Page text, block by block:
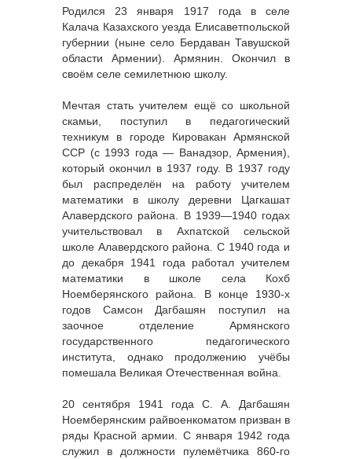
Родился 23 января 1917 года в селе
Калача Казахского уезда Елисаветпольской
губернии (ныне село Бердаван Тавушской
области Армении). Армянин. Окончил в
своём селе семилетнюю школу.
Мечтая стать учителем ещё со школьной
скамьи, поступил в педагогический
техникум в городе Кировакан Армянской
ССР (с 1993 года — Ванадзор, Армения),
который окончил в 1937 году. В 1937 году
был распределён на работу учителем
математики в школу деревни Цагкашат
Алавердского района. В 1939—1940 годах
учительствовал в Ахпатской сельской
школе Алавердского района. С 1940 года и
до декабря 1941 года работал учителем
математики в школе села Кохб
Ноемберянского района. В конце 1930-х
годов Самсон Дагбашян поступил на
заочное отделение Армянского
государственного педагогического
института, однако продолжению учёбы
помешала Великая Отечественная война.
20 сентября 1941 года С. А. Дагбашян
Ноемберянским райвоенкоматом призван в
ряды Красной армии. С января 1942 года
служил в должности пулемётчика 860-го